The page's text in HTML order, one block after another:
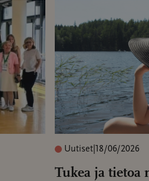
Uutiset 18/06/2026
Tukea ja tietoa